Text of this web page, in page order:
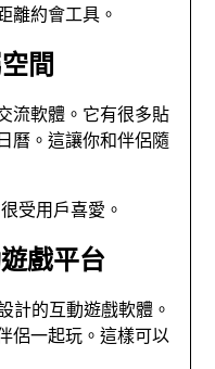
離約會工具。
間
流軟體。它有很多貼
曆。這讓你和伴侶隨
受用戶喜愛。
戲平台
計的互動遊戲軟體。
侶一起玩。這樣可以